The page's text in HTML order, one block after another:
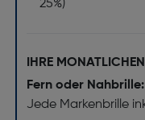
25%)
IHRE
Fern oder Nahbrille:
Jede Markenbrille